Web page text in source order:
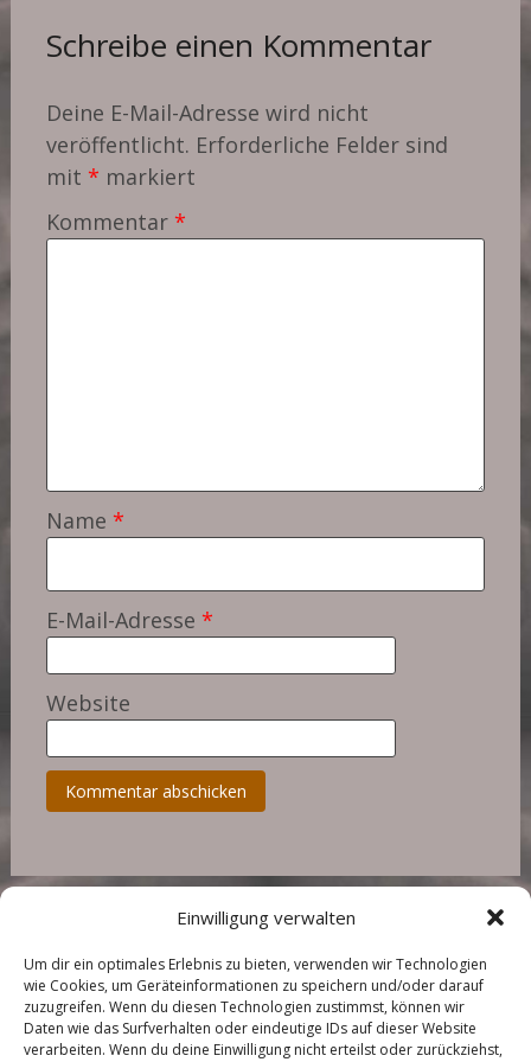
Einwilligung verwalten
Um dir ein optimales Erlebnis zu bieten, verwenden wir Technologien
wie Cookies, um Geräteinformationen zu speichern und/oder darauf
zuzugreifen. Wenn du diesen Technologien zustimmst, können wir
Daten wie das Surfverhalten oder eindeutige IDs auf dieser Website
verarbeiten. Wenn du deine Einwilligung nicht erteilst oder zurückziehst,
Schreibe einen Kommentar
Deine E-Mail-Adresse wird nicht
veröffentlicht. Erforderliche Felder sind
mit * markiert
Kommentar *
Name *
E-Mail-Adresse *
Website
Copyright © 2026Landhaus in der Wische . All rights reserved.